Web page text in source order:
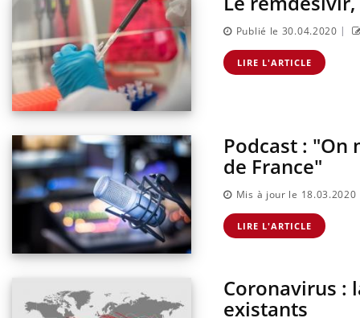
Publié le 30.04.2020 |
LIRE L'ARTICLE
Podcast :
de France"
Mis à jour le 18.03.2020
LIRE L'ARTICLE
Coronavirus :
existants